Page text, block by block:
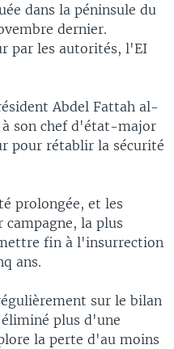
dans la péninsule du
dernier.
par les autorités, l'EI
Abdel Fattah al-
son chef d'état-major
pour rétablir la sécurité
prolongée, et les
campagne, la plus
fin à l'insurrection
ans.
sur le bilan
plus d'une
la perte d'au moins